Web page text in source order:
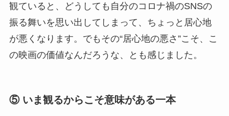
観ていると、どうしても自分のコロナ禍のSNSの
振る舞いを思い出してしまって、ちょっと居心地
が悪くなります。でもその“居心地の悪さ”こそ、こ
の映画の価値なんだろうな、とも感じました。
⑤ いま観るからこそ意味がある一本